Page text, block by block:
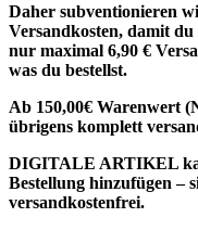
Daher subventionieren
Versandkosten, damit
nur maximal 6,90 €
was du bestellst.
Ab 150,00€ Warenwert
übrigens komplett
DIGITALE ARTIKEL
Bestellung hinzufügen –
versandkostenfrei.